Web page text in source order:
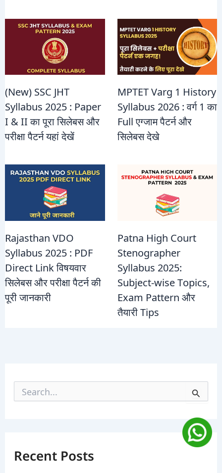
(New) SSC JHT
Syllabus 2025 : Paper
I & II का पूरा सिलेबस और
परीक्षा पैटर्न यहां देखें
MPTET Varg 1 History
Syllabus 2026 : वर्ग 1 का
Full एग्जाम पैटर्न और
सिलेबस देखे
Rajasthan VDO
Syllabus 2025 : PDF
Direct Link विषयवार
सिलेबस और परीक्षा पैटर्न की
पूरी जानकारी
Patna High Court
Stenographer
Syllabus 2025:
Subject-wise Topics,
Exam Pattern और
तैयारी Tips
e
f
oRecent Posts